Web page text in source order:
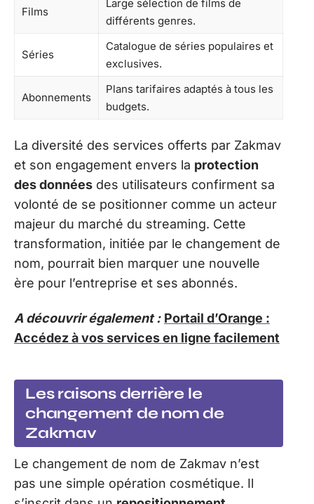
Films
Large sélection de films de
différents genres.
Séries
Catalogue de séries populaires et
exclusives.
Abonnements
Plans tarifaires adaptés à tous les
budgets.
La diversité des services offerts par Zakmav
et son engagement envers la protection
des données des utilisateurs confirment sa
volonté de se positionner comme un acteur
majeur du marché du streaming. Cette
transformation, initiée par le changement de
nom, pourrait bien marquer une nouvelle
ère pour l’entreprise et ses abonnés.
A découvrir également : Portail d’Orange :
Accédez à vos services en ligne facilement
Les raisons derrière le
changement de nom de
Zakmav
Le changement de nom de Zakmav n’est
pas une simple opération cosmétique. Il